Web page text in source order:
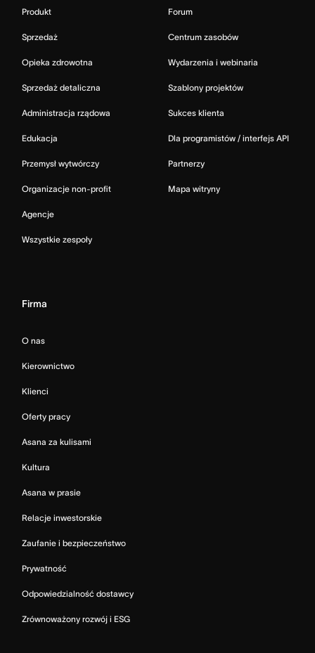
Produkt
Sprzedaż
Opieka zdrowotna
Sprzedaż detaliczna
Administracja rządowa
Edukacja
Przemysł wytwórczy
Organizacje non-profit
Agencje
Wszystkie zespoły
Forum
Centrum zasobów
Wydarzenia i webinaria
Szablony projektów
Sukces klienta
Dla programistów / interfejs API
Partnerzy
Mapa witryny
Firma
O nas
Kierownictwo
Klienci
Oferty pracy
Asana za kulisami
Kultura
Asana w prasie
Relacje inwestorskie
Zaufanie i bezpieczeństwo
Prywatność
Odpowiedzialność dostawcy
Zrównoważony rozwój i ESG